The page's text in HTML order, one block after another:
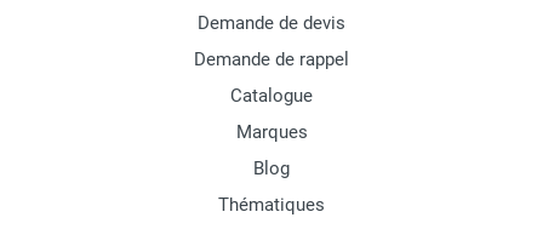
Demande de devis
Demande de rappel
Catalogue
Marques
Blog
Thématiques